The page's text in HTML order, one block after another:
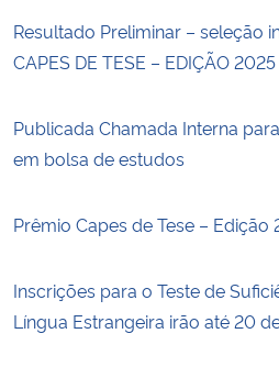
Resultado Preliminar – seleção
CAPES DE TESE – EDIÇÃO 2025
Publicada Chamada Interna
em bolsa de estudos
Prêmio Capes de Tese – Edição
Inscrições para o Teste de
Língua Estrangeira irão até 20